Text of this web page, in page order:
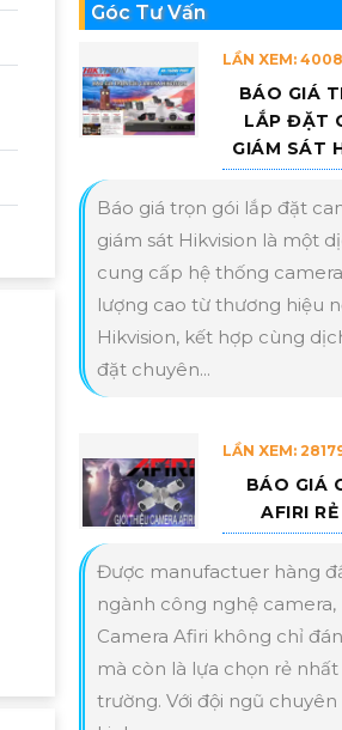
Góc Tư Vấn
LẦN XEM:
BÁO GIÁ
LẮP ĐẶT
GIÁM SÁT
Báo giá trọn gói lắp đặt
giám sát Hikvision là một
cung cấp hệ thống
lượng cao từ thương hiệu
Hikvision, kết hợp cùng
đặt chuyên...
LẦN XEM:
BÁO GIÁ
AFIRI
Được manufactuer hàng
ngành công nghệ camera,
Camera Afiri không chỉ
mà còn là lựa chọn rẻ
trường. Với đội ngũ chuyên